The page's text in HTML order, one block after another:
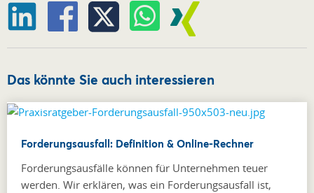
Das könnte Sie auch interessieren
Forderungsausfall: Definition & Online-Rechner
Forderungsausfälle können für Unternehmen teuer
werden. Wir erklären, was ein Forderungsausfall ist,